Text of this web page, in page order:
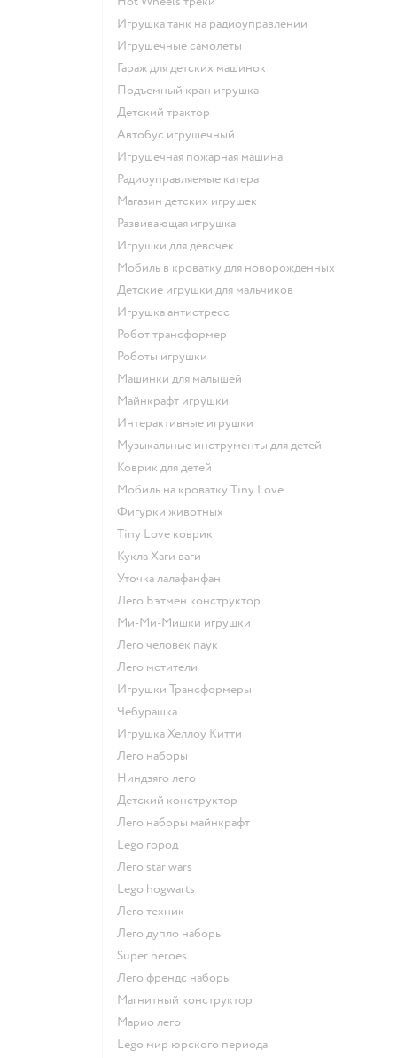
Игрушка танк на радиоуправлении
Игрушечные самолеты
Гараж для детских машинок
Подъемный кран игрушка
Детский трактор
Автобус игрушечный
Игрушечная пожарная машина
Радиоуправляемые катера
Магазин детских игрушек
Развивающая игрушка
Игрушки для девочек
Мобиль в кроватку для новорожденных
Детские игрушки для мальчиков
Игрушка антистресс
Робот трансформер
Роботы игрушки
Машинки для малышей
Майнкрафт игрушки
Интерактивные игрушки
Музыкальные инструменты для детей
Коврик для детей
Мобиль на кроватку Tiny Love
Фигурки животных
Tiny Love коврик
Кукла Хаги ваги
Уточка лалафанфан
Лего Бэтмен конструктор
Ми-Ми-Мишки игрушки
Лего человек паук
Лего мстители
Игрушки Трансформеры
Чебурашка
Игрушка Хеллоу Китти
Лего наборы
Ниндзяго лего
Детский конструктор
Лего наборы майнкрафт
Lego город
Лего star wars
Lego hogwarts
Лего техник
Лего дупло наборы
Super heroes
Лего френдс наборы
Магнитный конструктор
Марио лего
Lego мир юрского периода